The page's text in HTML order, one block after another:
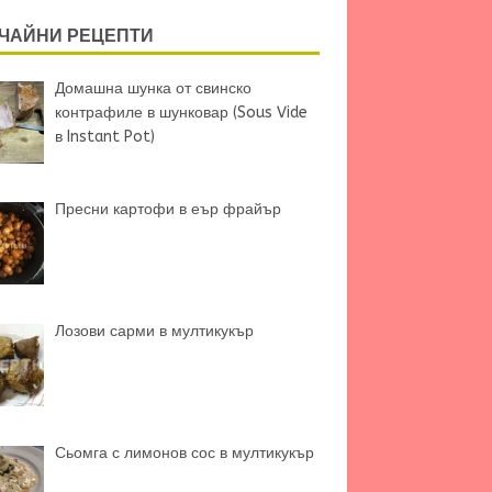
РЕЦЕПТИ
Домашна шунка от свинско
контрафиле в шунковар (Sous Vide
в Instant Pot)
Пресни картофи в еър фрайър
Лозови сарми в мултикукър
Сьомга с лимонов сос в мултикукър